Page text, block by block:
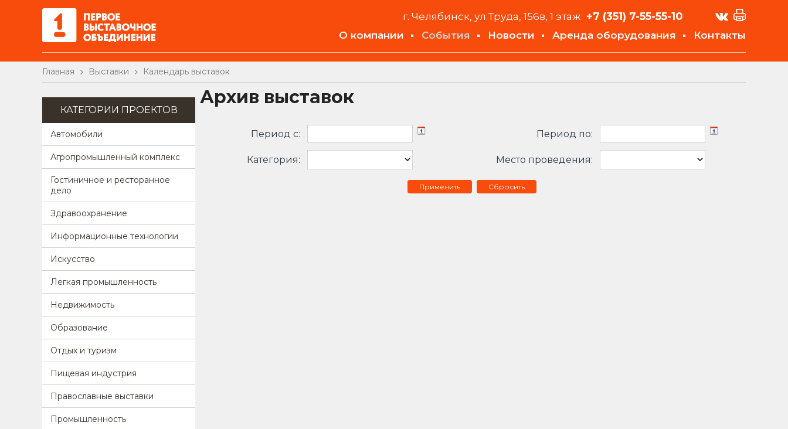
г. Челябинск, ул.Труда, 156в, 1 этаж +7 (351) 7-55-55-10
О компании События Новости Аренда оборудования Контакты
Главная Выставки Календарь выставок
КАТЕГОРИИ ПРОЕКТОВ
Автомобили
Агропромышленный комплекс
Гостиничное и ресторанное
дело
Здравоохранение
Информационные технологии
Искусство
Легкая промышленность
Недвижимость
Образование
Отдых и туризм
Пищевая индустрия
Православные выставки
Промышленность
Архив выставок
Период c:
Категория:
Период по:
Место проведения:
Сбросить